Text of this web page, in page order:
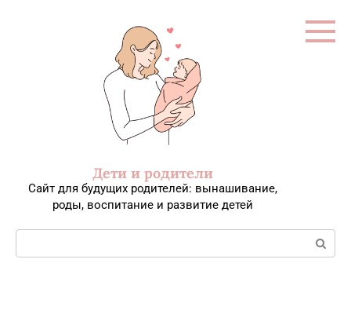
Дети и родители
Сайт для будущих родителей: вынашивание,
роды, воспитание и развитие детей
Поиск: